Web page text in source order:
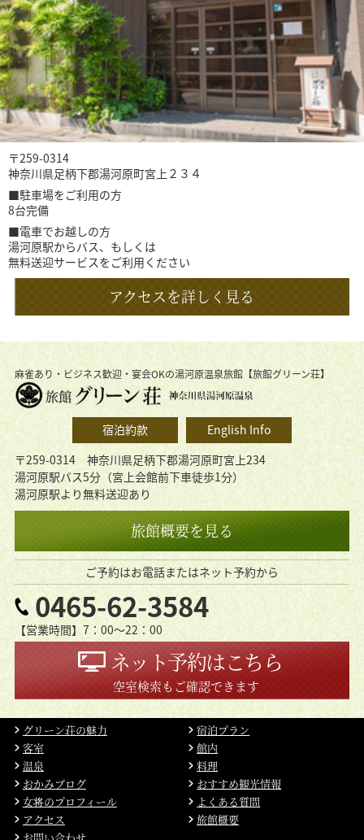
〒259-0314
神奈川県足柄下郡湯河原町宮上２３４
■駐車場をご利用の方
8台完備
■電車でお越しの方
湯河原駅からバス、もしくは
無料送迎サービスをご利用ください
アクセスを詳しく見る
麻雀あり・ビジネス歓迎・宴会OKの湯河原温泉旅館【旅館グリーン荘】
宿泊約款
English Info
〒259-0314 神奈川県足柄下郡湯河原町宮上234
湯河原駅バス5分（宮上会館前下車徒歩1分）
湯河原駅より無料送迎あり
旅館概要を見る
ご予約はお電話またはネット予約から
0465-62-3584
【営業時間】7：00〜22：00
ネット予約はこちら
空室検索もご確認できます
グリーン荘の魅力
宿泊プラン
客室
館内
温泉
料理
おかみブログ
おすすめ観光情報
女将のプロフィール
よくある質問
アクセス
旅館概要